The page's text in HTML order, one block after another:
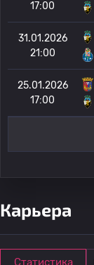
17:00
31.01.2026
21:00
25.01.2026
17:00
Карьера
Статистика